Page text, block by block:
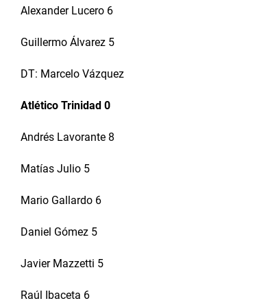
Alexander Lucero 6
Guillermo Álvarez 5
DT: Marcelo Vázquez
Atlético Trinidad 0
Andrés Lavorante 8
Matías Julio 5
Mario Gallardo 6
Daniel Gómez 5
Javier Mazzetti 5
Raúl Ibaceta 6